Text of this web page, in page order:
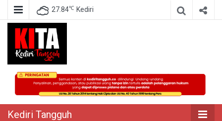
27.84℃ Kediri
Kediri Tangguh
Berita Akurat Terpercaya
Kediri Tangguh